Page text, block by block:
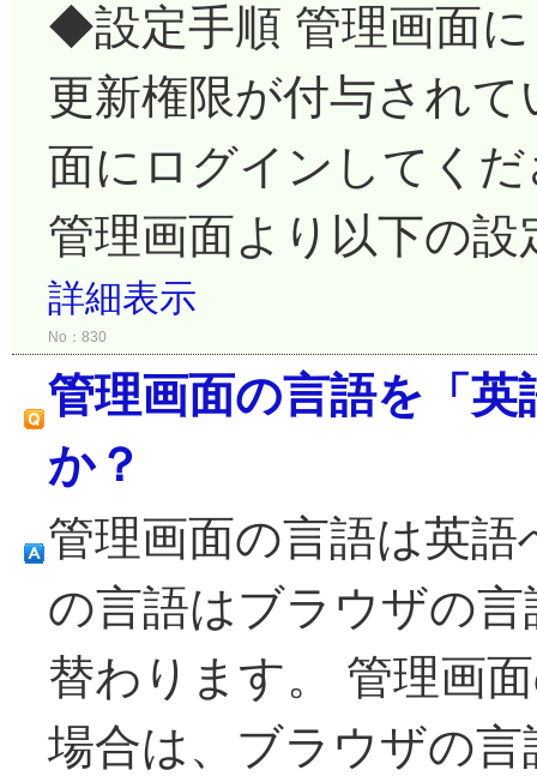
◆設定手順 管理画面
更新権限が付与され
面にログインしてく
管理画面より以下の
詳細表示
No：830
管理画面の言語を「
か？
管理画面の言語は英
の言語はブラウザの
替わります。 管理画
場合は、ブラウザの